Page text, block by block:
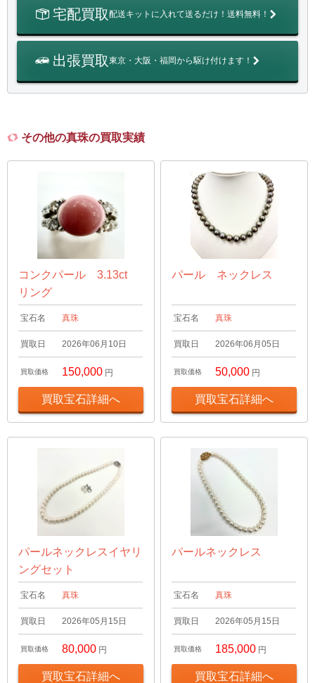
宅配買取配送キットに入れて送るだけ！送料無料！
出張買取東京・大阪・福岡から駆け付けます！
その他の真珠の買取実績
コンクパール 3.13ct
リング
宝石名 真珠
買取日 2026年06月10日
買取価格 150,000 円
買取宝石詳細へ
パール ネックレス
宝石名 真珠
買取日 2026年06月05日
買取価格 50,000 円
買取宝石詳細へ
パールネックレスイヤリ
ングセット
宝石名 真珠
買取日 2026年05月15日
買取価格 80,000 円
買取宝石詳細へ
パールネックレス
宝石名 真珠
買取日 2026年05月15日
買取価格 185,000 円
買取宝石詳細へ